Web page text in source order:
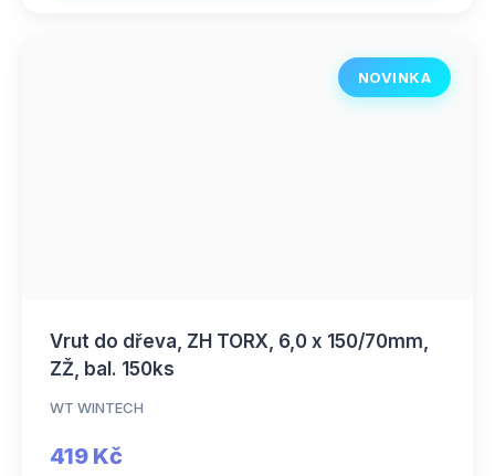
NOVINKA
Vrut do dřeva, ZH TORX, 6,0 x 150/70mm,
ZŽ, bal. 150ks
WT WINTECH
419 Kč